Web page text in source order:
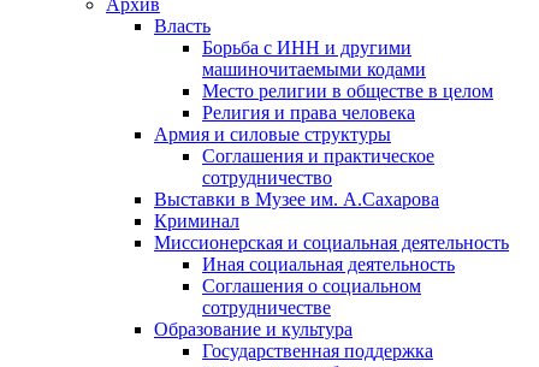
Архив
Власть
Борьба с ИНН и другими
машиночитаемыми кодами
Место религии в обществе в целом
Религия и права человека
Армия и силовые структуры
Соглашения и практическое
сотрудничество
Выставки в Музее им. А.Сахарова
Криминал
Миссионерская и социальная деятельность
Иная социальная деятельность
Соглашения о социальном
сотрудничестве
Образование и культура
Государственная поддержка